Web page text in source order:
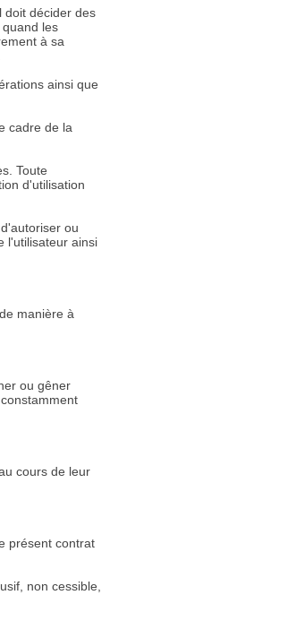
doit décider des
les
à sa
ainsi que
cadre de la
Toute
d'utilisation
ou
l'utilisateur ainsi
manière à
ou gêner
cours de leur
présent contrat
non cessible,